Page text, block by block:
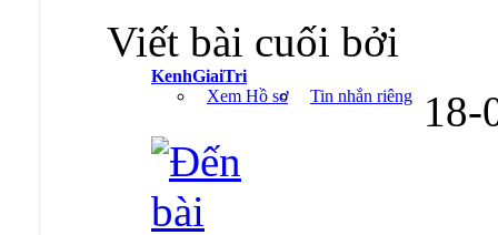
Viết bài cuối bởi
KenhGiaiTri
Xem Hồ sơ
Tin nhắn riêng